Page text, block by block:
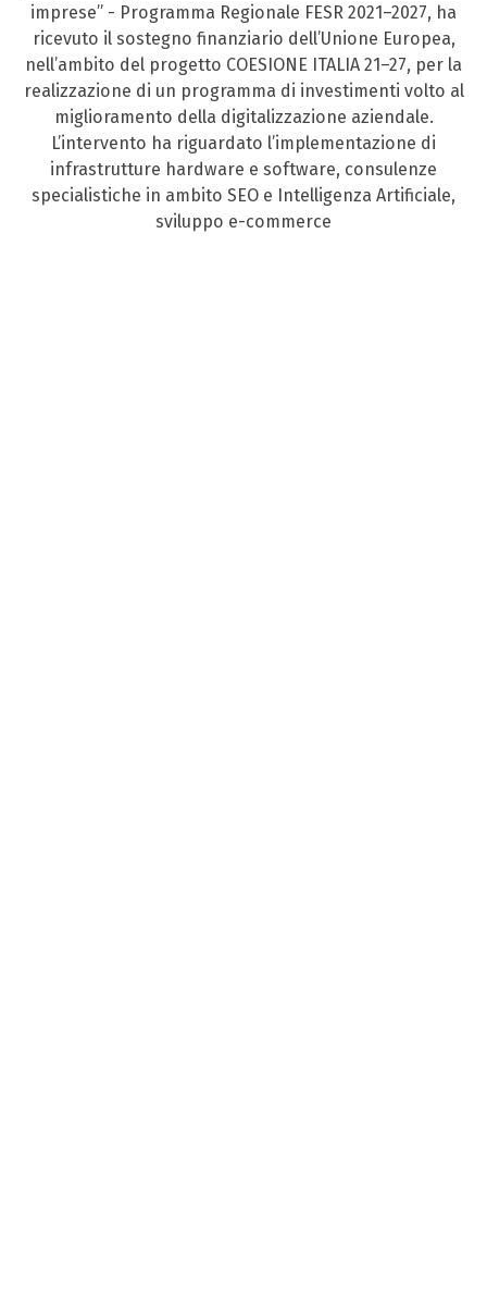
imprese” - Programma Regionale FESR 2021–2027, ha
ricevuto il sostegno finanziario dell’Unione Europea,
nell’ambito del progetto COESIONE ITALIA 21–27, per la
realizzazione di un programma di investimenti volto al
miglioramento della digitalizzazione aziendale.
L’intervento ha riguardato l’implementazione di
infrastrutture hardware e software, consulenze
specialistiche in ambito SEO e Intelligenza Artificiale,
sviluppo e-commerce